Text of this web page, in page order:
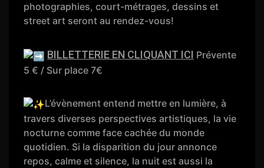
photographies, court-métrages, dessins et
street art seront au rendez-vous!
BILLETTERIE EN CLIQUANT ICI Prévente
5 € / Sur place 7€
L’évènement entend mettre en lumière, à
travers diverses perspectives artistiques, la vie
nocturne comme face cachée du monde
quotidien. Si la disparition du jour annonce
repos, calme et silence, la nuit est aussi la